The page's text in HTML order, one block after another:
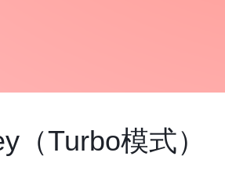
（Turbo模式）